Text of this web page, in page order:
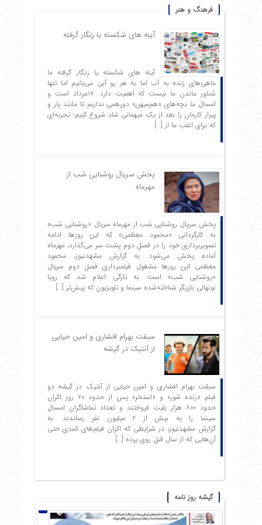
فرهنگ و هنر
آینه های شکسته یا زنگار گرفته
آینه های شکسته یا زنگار گرفته ما
ماهی‌های زنده به آب اما به هر رو آبی می‌یابیم اما تنها
شناور ماندن ما نیست که اهمیت دارد. ۱۷مرداد است و
امسال ما بچه‌های «هم‌میهن» دورهمی نداریم تا مانند پار و
پیرار کارمان را بعد از یک میهمانی شاد شروع ‌کنیم؛ تجربه‌ای
که برای اغلب ما از […]
پخش سریال روشنایی شب از
مهرماه
پخش سریال روشنایی شب از مهرماه سریال «روشنایی شب»
به کارگردانی «محمود معظمی» که این روزها ادامه
تصویربرداری خود را در فصل دوم پشت سر می‌گذارد، مهرماه
آماده پخش می‌شود. به گزارش مشهدنیوز، محمود
معظمی این روزها مشغول فیلمبرداری فصل دوم سریال
«روشنایی شب» است. به تازگی اعلام شد که رویا
نونهالی بازیگر شناخته‌شده سینما و تلویزیون که پیش‌تر […]
سبقت بهرام افشاری و امین حیایی
از آنتیک در گیشه
سبقت بهرام افشاری و امین حیایی از آنتیک در گیشه دو
فیلم «زنده شور» و «استخر» پس از حدود ۲۰ روز اکران
حدود ۸۰۰ هزار بلیت فروختند و تعداد تماشاگران امسال
سینما را به بیش از ۲ میلیون نفر رساندند. به
گزارش مشهدنیوز، در شرایطی که اکران فیلم‌های کمدی حتی
آن‌هایی که از سال قبل روی پرده […]
گیشه روز نامه